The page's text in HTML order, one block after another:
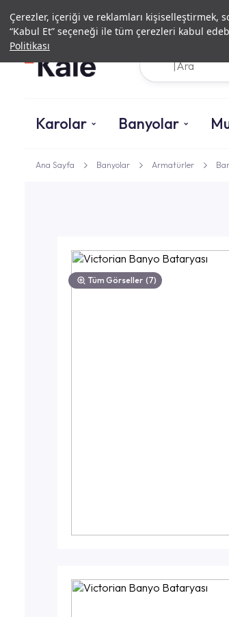
Çerezler, içeriği ve reklamları kişiselleştirmek,
“Kabul Et” seçeneği ile tüm çerezleri kabul
Politikası
Karolar Banyolar
Ana Sayfa Banyolar Armatürler
Tüm Görseller (7)